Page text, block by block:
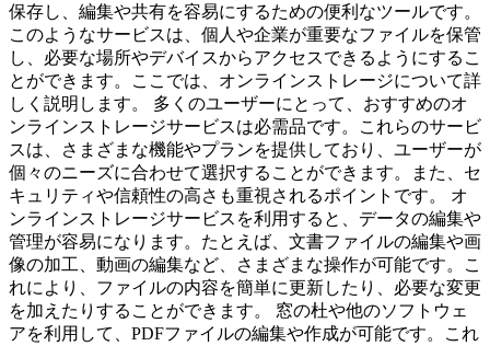
保存し、編集や共有を容易にするための便利なツールです。
このようなサービスは、個人や企業が重要なファイルを保管
し、必要な場所やデバイスからアクセスできるようにするこ
とができます。ここでは、オンラインストレージについて詳
しく説明します。 多くのユーザーにとって、おすすめのオ
ンラインストレージサービスは必需品です。これらのサービ
スは、さまざまな機能やプランを提供しており、ユーザーが
個々のニーズに合わせて選択することができます。また、セ
キュリティや信頼性の高さも重視されるポイントです。 オ
ンラインストレージサービスを利用すると、データの編集や
管理が容易になります。たとえば、文書ファイルの編集や画
像の加工、動画の編集など、さまざまな操作が可能です。こ
れにより、ファイルの内容を簡単に更新したり、必要な変更
を加えたりすることができます。 窓の杜や他のソフトウェ
アを利用して、PDFファイルの編集や作成が可能です。これ